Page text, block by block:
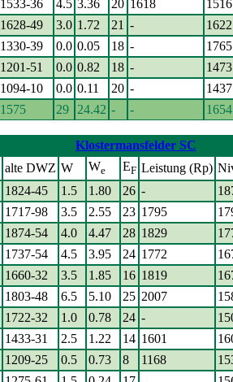
1533-36 4.5 3.36 20 1618
1516
1628-49 3.0 1.72 21 -
1622
1330-39 0.0 0.05 18 -
1765
1201-51 0.0 0.82 18 -
1473
1094-10 0.0 0.11 20 -
1437
1575 29 24.42 - - 1654
Klostermansfelder SC
alte DWZ W We EF Leistung (Rp)
1824-45 1.5 1.80 26 -
1717-98 3.5 2.55 23 1795
1874-54 4.0 4.47 28 1829
1737-54 4.5 3.95 24 1772
1660-32 3.5 1.85 16 1819
1803-48 6.5 5.10 25 2007
1722-32 1.0 0.78 24 -
1433-31 2.5 1.22 14 1601
1209-25 0.5 0.73 8 1168